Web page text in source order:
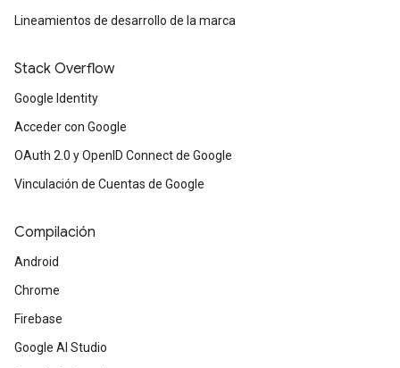
Lineamientos de desarrollo de la marca
Stack Overflow
Google Identity
Acceder con Google
OAuth 2.0 y OpenID Connect de Google
Vinculación de Cuentas de Google
Compilación
Android
Chrome
Firebase
Google AI Studio